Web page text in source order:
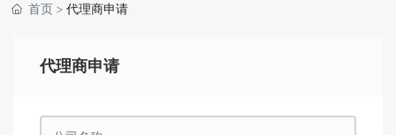
首页 代理商申请
代理商申请